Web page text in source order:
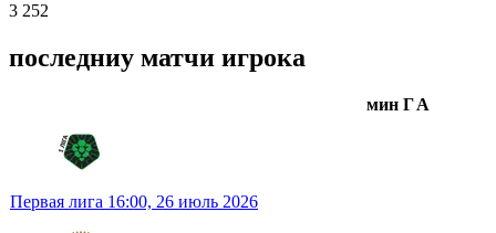
3 252
последниу матчи игрока
мин ГА
Первая лига 16:00, 26 июль 2026